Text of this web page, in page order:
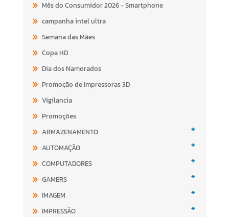
Mês do Consumidor 2026 - Smartphone
campanha intel ultra
Semana das Mães
Copa HD
Dia dos Namorados
Promoção de Impressoras 3D
Vigilancia
Promoções
ARMAZENAMENTO
+
AUTOMAÇÃO +
COMPUTADORES +
GAMERS +
IMAGEM +
IMPRESSÃO +